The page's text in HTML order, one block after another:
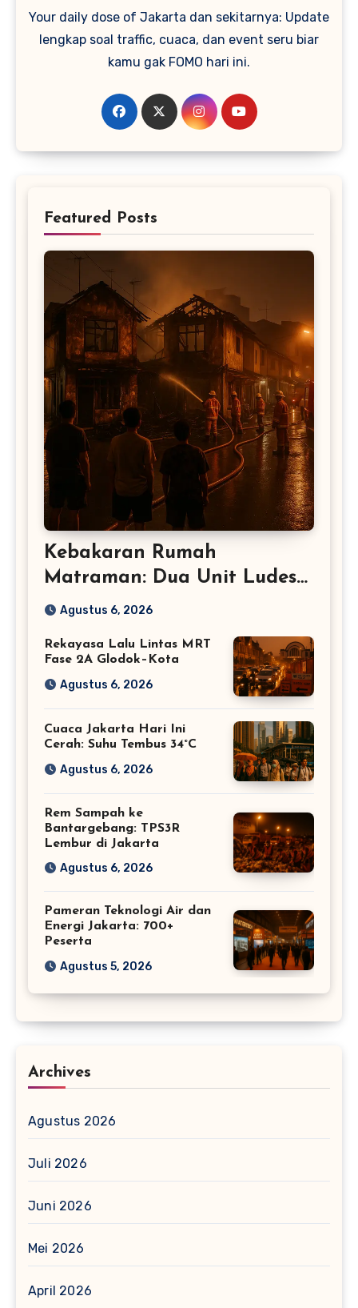
Your daily dose of Jakarta dan sekitarnya: Update
lengkap soal traffic, cuaca, dan event seru biar
kamu gak FOMO hari ini.
Featured Posts
Kebakaran Rumah
Matraman: Dua Unit Ludes
Terbakar – Jakarta Timur
Agustus 6, 2026
Rekayasa Lalu Lintas MRT
Fase 2A Glodok–Kota
Agustus 6, 2026
Cuaca Jakarta Hari Ini
Cerah: Suhu Tembus 34°C
Agustus 6, 2026
Rem Sampah ke
Bantargebang: TPS3R
Lembur di Jakarta
Agustus 6, 2026
Pameran Teknologi Air dan
Energi Jakarta: 700+
Peserta
Agustus 5, 2026
Archives
Agustus 2026
Juli 2026
Juni 2026
Mei 2026
April 2026